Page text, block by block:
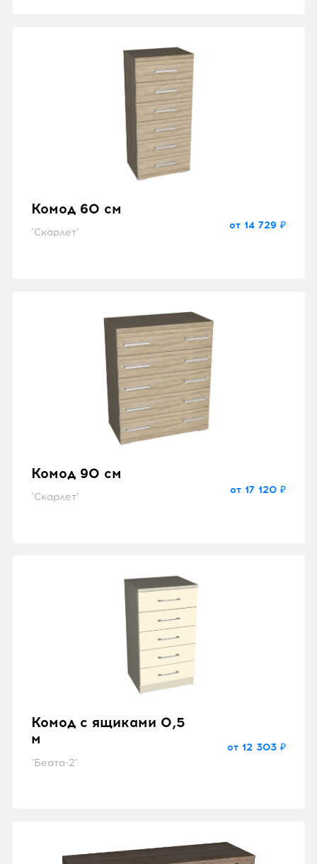
Комод 60 см
"Скарлет"
от 14 729 ₽
Комод 90 см
"Скарлет"
от 17 120 ₽
Комод с ящиками 0,5
м
"Беата-2"
от 12 303 ₽